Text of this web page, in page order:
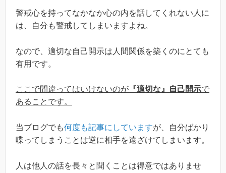
警戒心を持ってなかなか心の内を話してくれない人に
は、自分も警戒してしまいますよね。
なので、適切な自己開示は人間関係を築くのにとても
有用です。
ここで間違ってはいけないのが 『適切な』自己開示で
あることです。
当ブログでも何度も記事にしていますが、自分ばかり
喋ってしまうことは逆に相手を遠ざけてしまいます。
人は他人の話を長々と聞くことは得意ではありませ